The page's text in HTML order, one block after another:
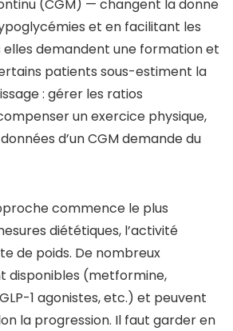
(CGM) — changent la donne
et en facilitant les
elles demandent une formation et
patients sous-estiment la
: gérer les ratios
un exercice physique,
d’un CGM demande du
commence le plus
diététiques, l’activité
de poids. De nombreux
disponibles (metformine,
1 agonistes, etc.) et peuvent
la progression. Il faut garder en